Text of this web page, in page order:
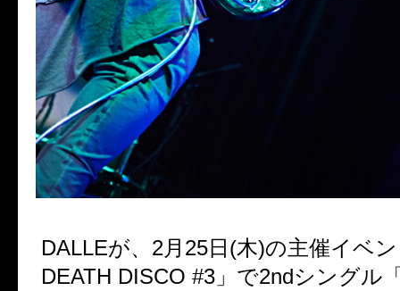
DALLEが、2月25日(木)の主催イベ
DEATH DISCO #3」で2ndシングル